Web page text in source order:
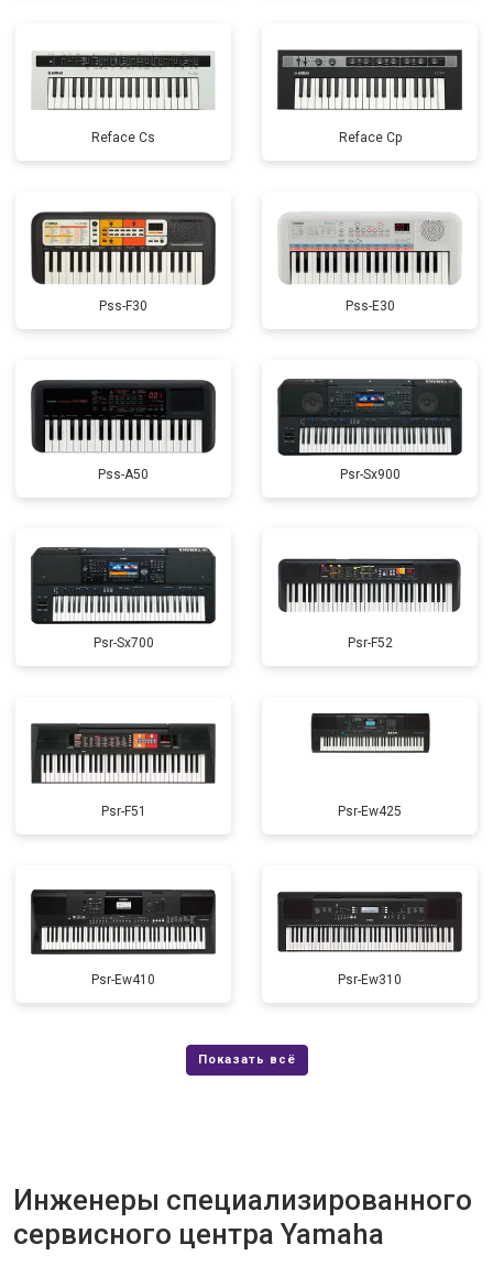
Reface Cs Reface Cp
Pss-F30 Pss-E30
Pss-A50 Psr-Sx900
Psr-Sx700 Psr-F52
Psr-F51 Psr-Ew425
Psr-Ew410 Psr-Ew310
Инженеры специализированного
сервисного центра Yamaha